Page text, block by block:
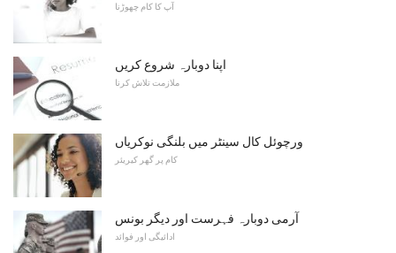
آپ کا کام چھوڑنا
اپنا دوبارہ شروع کریں
ملازمت تلاش کرنا
ورچوئل کال سینٹر میں بلنگی نوکریاں
کام پر گھر کیریئر
آرمی دوبارہ فہرست اور دیگر بونس
ادائیگی اور فوائد